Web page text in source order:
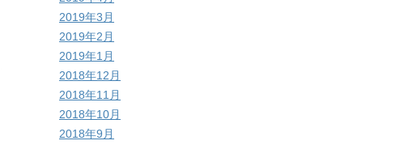
2019年3月
2019年2月
2019年1月
2018年12月
2018年11月
2018年10月
2018年9月